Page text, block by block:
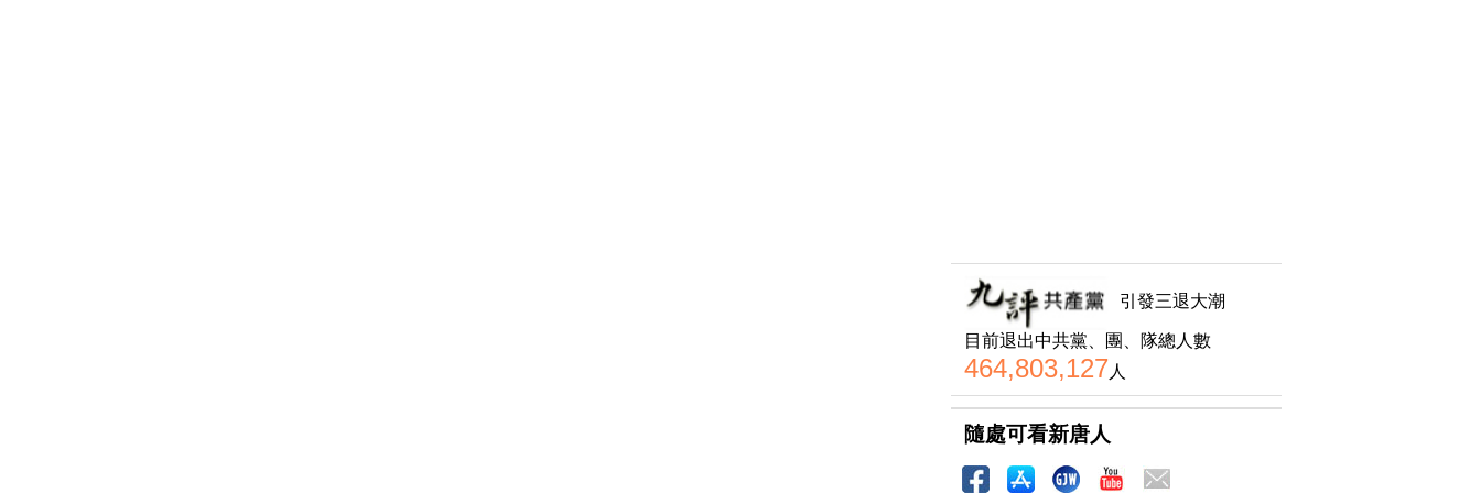
引發三退大潮
目前退出中共黨、團、隊總人數
464,803,127人
隨處可看新唐人